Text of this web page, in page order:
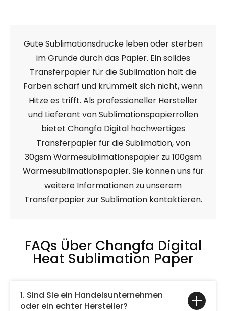
Gute Sublimationsdrucke leben oder sterben
im Grunde durch das Papier. Ein solides
Transferpapier für die Sublimation hält die
Farben scharf und krümmelt sich nicht, wenn
Hitze es trifft. Als professioneller Hersteller
und Lieferant von Sublimationspapierrollen
bietet Changfa Digital hochwertiges
Transferpapier für die Sublimation, von
30gsm Wärmesublimationspapier zu 100gsm
Wärmesublimationspapier. Sie können uns für
weitere Informationen zu unserem
Transferpapier zur Sublimation kontaktieren.
FAQs Über Changfa Digital
Heat Sublimation Paper
1. Sind Sie ein Handelsunternehmen
oder ein echter Hersteller?